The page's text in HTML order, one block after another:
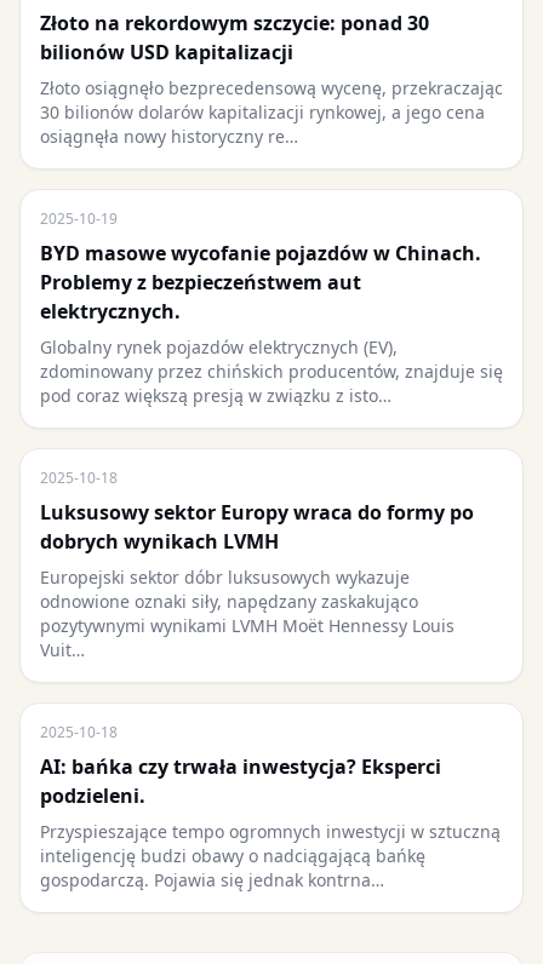
Złoto na rekordowym szczycie: ponad 30
bilionów USD kapitalizacji
Złoto osiągnęło bezprecedensową wycenę, przekraczając
30 bilionów dolarów kapitalizacji rynkowej, a jego cena
osiągnęła nowy historyczny re…
2025-10-19
BYD masowe wycofanie pojazdów w Chinach.
Problemy z bezpieczeństwem aut
elektrycznych.
Globalny rynek pojazdów elektrycznych (EV),
zdominowany przez chińskich producentów, znajduje się
pod coraz większą presją w związku z isto…
2025-10-18
Luksusowy sektor Europy wraca do formy po
dobrych wynikach LVMH
Europejski sektor dóbr luksusowych wykazuje
odnowione oznaki siły, napędzany zaskakująco
pozytywnymi wynikami LVMH Moët Hennessy Louis
Vuit…
2025-10-18
AI: bańka czy trwała inwestycja? Eksperci
podzieleni.
Przyspieszające tempo ogromnych inwestycji w sztuczną
inteligencję budzi obawy o nadciągającą bańkę
gospodarczą. Pojawia się jednak kontrna…